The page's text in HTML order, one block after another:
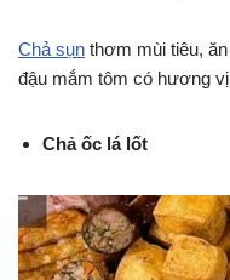
Chả sụn thơm mùi tiêu,
đậu mắm tôm có hương
Chả ốc lá lốt